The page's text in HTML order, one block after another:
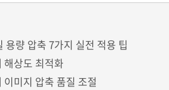
용량 압축 7가지 실전 적용 팁
해상도 최적화
이미지 압축 품질 조절